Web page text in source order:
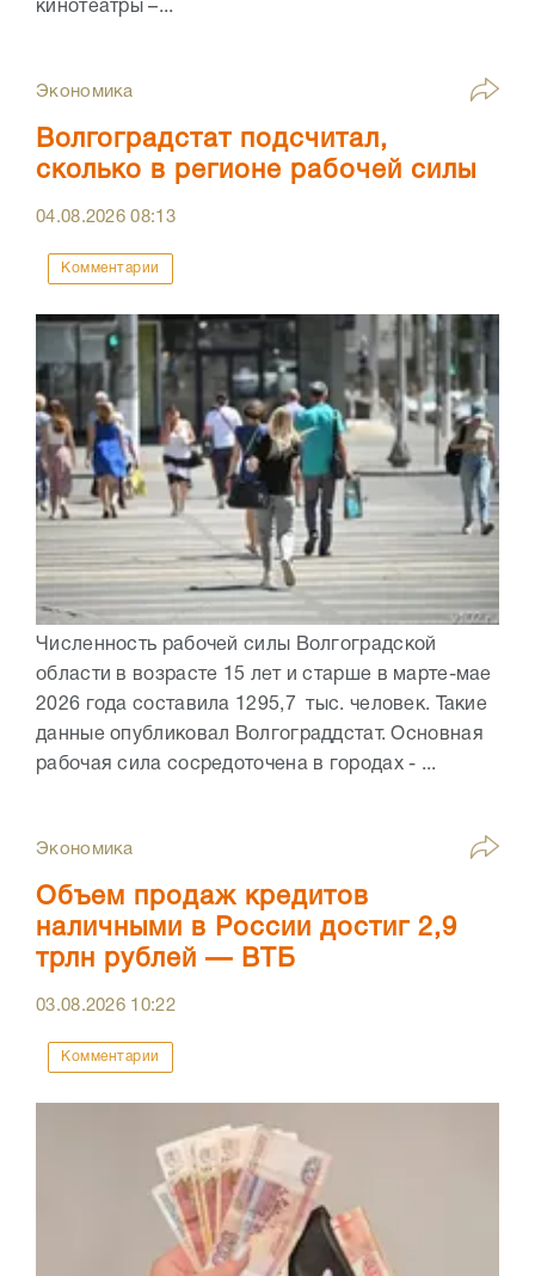
кинотеатры –...
Экономика
Волгоградстат подсчитал,
сколько в регионе рабочей силы
04.08.202608:13
Комментарии
Численность рабочей силы Волгоградской
области в возрасте 15 лет и старше в марте-мае
2026 года составила 1295,7 тыс. человек. Такие
данные опубликовал Волгограддстат. Основная
рабочая сила сосредоточена в городах - ...
Экономика
Объем продаж кредитов
наличными в России достиг 2,9
трлн рублей — ВТБ
03.08.2026 10:22
Комментарии